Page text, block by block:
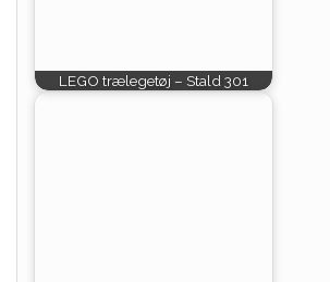
LEGO trælegetøj – Stald 301